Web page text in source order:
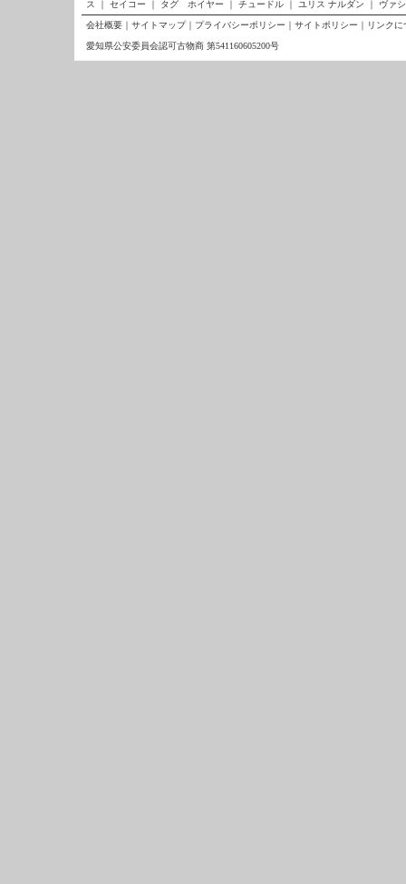
ス ｜ セイコー ｜ タグ ホイヤー ｜ チュードル ｜ ユリス ナルダン ｜ ヴァ
会社概要 ｜ サイトマップ｜ プライバシーポリシー ｜ サイトポリシー ｜ リンクに
愛知県公安委員会認可古物商 第541160605200号